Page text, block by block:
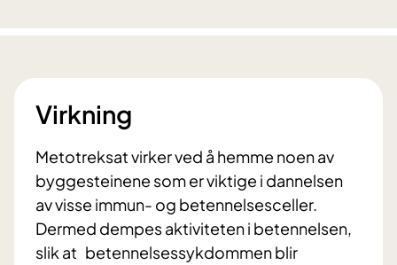
Virkning
Metotreksat virker ved å hemme noen av
byggesteinene som er viktige i dannelsen
av visse immun- og betennelsesceller.
Dermed dempes aktiviteten i betennelsen,
slik at betennelsessykdommen blir